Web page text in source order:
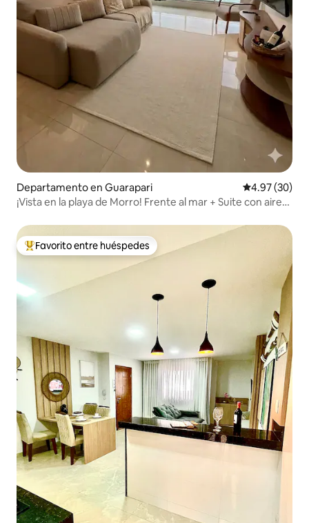
Departamento en Guarapari Calificación
4.97 (30)
¡Vista en la playa de Morro! Frente al mar + Suite con aire
De los mejores en Favorito entre huéspedes
Favorito entre huéspedes